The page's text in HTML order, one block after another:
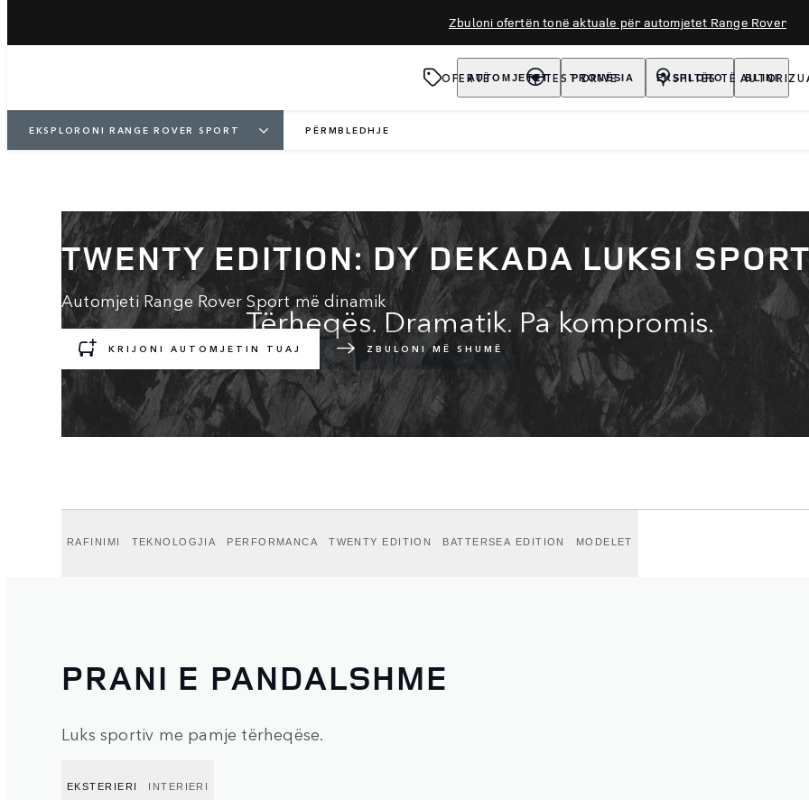
Zbuloni ofertën tonë aktuale për automjetet Range Rover
AUTOMJETET PRONËSIA EKSPLORO BLINI
OFERTË TEST DRIVE SHITËS TË
EKSPLORONI RANGE ROVER SPORT PËRMBLEDHJE
TWENTY EDITION: DY DEKADA LUKSI
Automjeti Range Rover Sport më dinamik
KRIJONI AUTOMJETIN TUAJ ZBULONI MË SHUMË
Tërheqës. Dramatik. Pa kompromis.
RAFINIMI TEKNOLOGJIA PERFORMANCA TWENTY EDITION BATTERSEA EDITION MODELET
PRANI E PANDALSHME
Luks sportiv me pamje tërheqëse.
EKSTERIERI INTERIERI